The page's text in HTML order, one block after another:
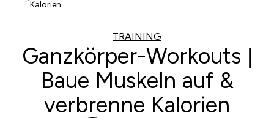
Kalorien
TRAINING
Ganzkörper-Workouts |
Baue Muskeln auf &
verbrenne Kalorien